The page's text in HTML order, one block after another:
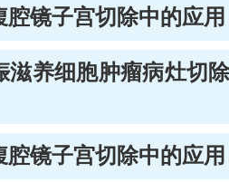
腔镜子宫切除中的应
滋养细胞肿瘤病灶切
腔镜子宫切除中的应